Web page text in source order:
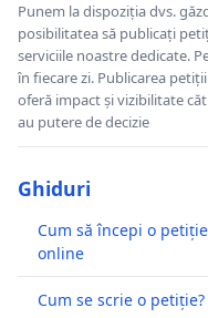
Punem la dispoziția dvs.
posibilitatea să publicați
serviciile noastre dedicate.
în fiecare zi. Publicarea
oferă impact și vizibilitate
au putere de decizie
Ghiduri
Cum să începi o petiție
online
Cum se scrie o petiție?